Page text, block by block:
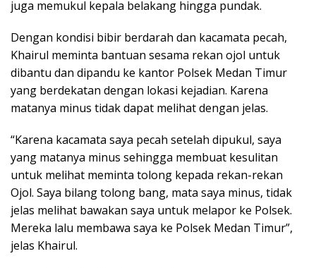
juga memukul kepala belakang hingga pundak.
Dengan kondisi bibir berdarah dan kacamata pecah,
Khairul meminta bantuan sesama rekan ojol untuk
dibantu dan dipandu ke kantor Polsek Medan Timur
yang berdekatan dengan lokasi kejadian. Karena
matanya minus tidak dapat melihat dengan jelas.
“Karena kacamata saya pecah setelah dipukul, saya
yang matanya minus sehingga membuat kesulitan
untuk melihat meminta tolong kepada rekan-rekan
Ojol. Saya bilang tolong bang, mata saya minus, tidak
jelas melihat bawakan saya untuk melapor ke Polsek.
Mereka lalu membawa saya ke Polsek Medan Timur”,
jelas Khairul.